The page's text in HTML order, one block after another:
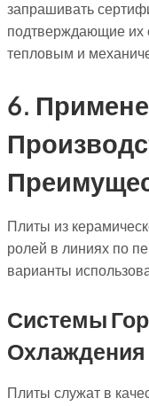
запрашивать
подтверждающие их
тепловым и
6.
Плиты из
ролей в линиях по
варианты
Системы
Охлаждения
Плиты служат в